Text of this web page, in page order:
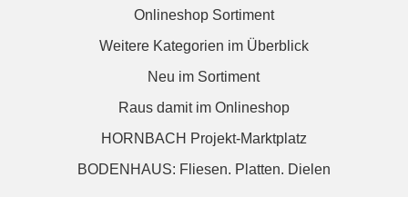
Onlineshop Sortiment
Weitere Kategorien im Überblick
Neu im Sortiment
Raus damit im Onlineshop
HORNBACH Projekt-Marktplatz
BODENHAUS: Fliesen. Platten. Dielen